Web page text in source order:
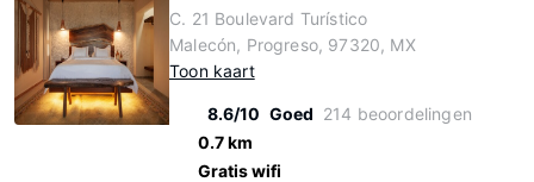
C. 21 Boulevard Turístico
Malecón, Progreso, 97320, MX
Toon kaart
8.6/10 Goed 214 beoordelingen
0.7 km
Gratis wifi